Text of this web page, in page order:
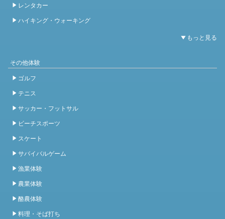
レンタカー
ハイキング・ウォーキング
その他体験
ゴルフ
テニス
サッカー・フットサル
ビーチスポーツ
スケート
サバイバルゲーム
漁業体験
農業体験
酪農体験
料理・そば打ち